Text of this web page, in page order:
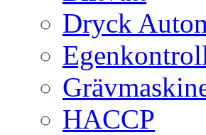
Dryck
HACCP